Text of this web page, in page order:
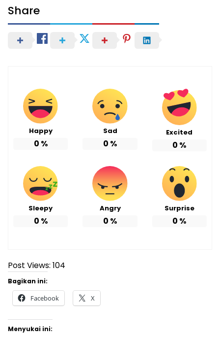
Share
Happy
0 %
Sad
0 %
Excited
0 %
Sleepy
0 %
Angry
0 %
Surprise
0 %
Post Views: 104
Bagikan ini:
Facebook X
Menyukai ini: